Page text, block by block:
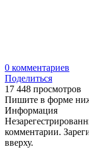
0 комментариев
Поделиться
17 448 просмотров
Пишите в форме
Информация
комментарии.
вверху.